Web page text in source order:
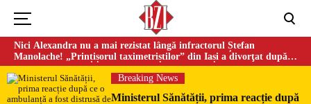
Nici Alexandra nu a mai rezistat lângă infractorul Ștefan
Manolache! „Prințișorul taximetriștilor” din Iași a divorţat după
doi ani de căsnicie
Breaking News
Ministerul Sănătății, prima reacție după